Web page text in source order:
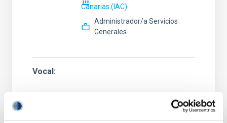
Canarias (IAC)
Administrador/a Servicios
Generales
Vocal